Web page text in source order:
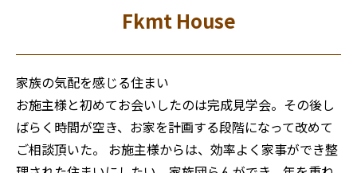
Fkmt House
家族の気配を感じる住まい
お施主様と初めてお会いしたのは完成見学会。その後し
ばらく時間が空き、お家を計画する段階になって改めて
ご相談頂いた。 お施主様からは、効率よく家事ができ整